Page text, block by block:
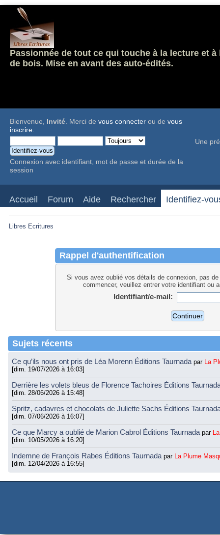
Passionnée de tout ce qui touche à la lecture et
de bois. Mise en avant des auto-édités.
Bienvenue, Invité. Merci de vous connecter ou de vous
inscrire.
Connexion avec identifiant, mot de passe et durée de la
session
Une
Accueil Forum Aide Rechercher Identifiez-
Libres Ecritures
Rappel d'authentification
Si vous avez oublié vos détails de connexion, pas
commencer, veuillez entrer votre identifiant ou
Identifiant/e-mail:
Sujets récents
Ce qu’ils nous ont pris de Léa Morenn Éditions Taurnada par La
[dim. 19/07/2026 à 16:03]
Derrière les volets bleus de Florence Tachoires Éditions
[dim. 28/06/2026 à 15:48]
Spritz, cadavres et chocolats de Juliette Sachs Éditions
[dim. 07/06/2026 à 16:07]
Ce que Marcy a oublié de Marion Cabrol Éditions Taurnada par
[dim. 10/05/2026 à 16:20]
Indemne de François Rabes Éditions Taurnada par La Plume
[dim. 12/04/2026 à 16:55]